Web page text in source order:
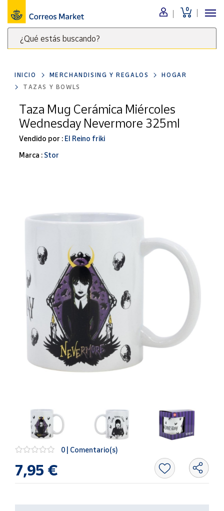
0
¿Qué estás buscando?
clave
para
buscar
productos
Correos
Market
Menú
Nuestro
catálogo
Alimentación
Ocio y cultura
Juguetes y
juegos
Libros y
Correos
Papelería
Para Canarias,
Ceuta y Melilla
populares
Cultural
novedades
de Correos
Productos
INICIO MERCHANDISING Y REGALOS
HOGAR
TAZAS Y BOWLS
Taza Mug Cerámica Miércoles
Wednesday Nevermore 325ml
Vendido por : El Reino friki
Marca : Stor
0 | Comentario(s)
7,95 €